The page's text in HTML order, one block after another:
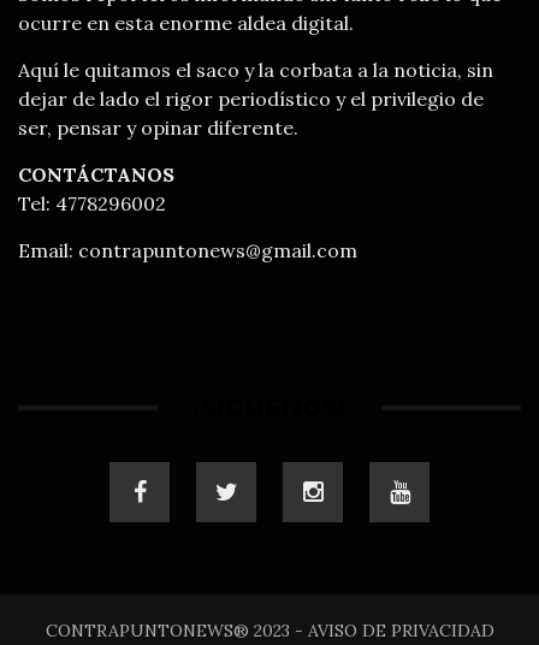
ocurre en esta enorme aldea digital.
Aquí le quitamos el saco y la corbata a la noticia, sin
dejar de lado el rigor periodístico y el privilegio de
ser, pensar y opinar diferente.
CONTÁCTANOS
Tel: 4778296002
Email: contrapuntonews@gmail.com
CONTRAPUNTONEWS® 2023 - AVISO DE PRIVACIDAD